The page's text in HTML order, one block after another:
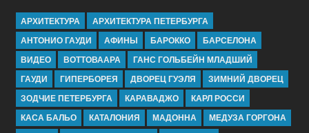
АРХИТЕКТУРА
АРХИТЕКТУРА ПЕТЕРБУРГА
АНТОНИО ГАУДИ
АФИНЫ БАРОККО
БАРСЕЛОНА
ВИДЕО
ВОТТОВААРА
ГАНС ГОЛЬБЕЙН МЛАДШИЙ
ГАУДИ
ГИПЕРБОРЕЯ ДВОРЕЦ ГУЭЛЯ
ЗИМНИЙ ДВОРЕЦ
ЗОДЧИЕ ПЕТЕРБУРГА
КАРАВАДЖО
КАРЛ РОССИ
КАСА БАЛЬО
КАТАЛОНИЯ МАДОННА
МЕДУЗА ГОРГОНА